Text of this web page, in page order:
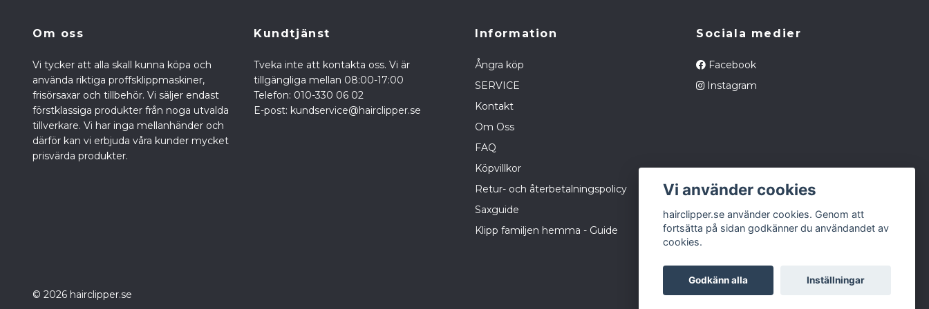
Om oss
Vi tycker att alla skall kunna köpa och
använda riktiga proffsklippmaskiner,
frisörsaxar och tillbehör. Vi säljer endast
förstklassiga produkter från noga utvalda
tillverkare. Vi har inga mellanhänder och
därför kan vi erbjuda våra kunder mycket
prisvärda produkter.
Kundtjänst
Tveka inte att kontakta oss. Vi är
tillgängliga mellan 08:00-17:00
Telefon: 010-330 06 02
E-post: kundservice@hairclipper.se
Information
Ångra köp
SERVICE
Kontakt
Om Oss
FAQ
Köpvillkor
Retur- och återbetalningspolicy
Saxguide
Klipp familjen hemma - Guide
Sociala medier
Facebook
Instagram
© 2026 hairclipper.se
Vi använder cookies
hairclipper.se använder cookies. Genom att
fortsätta på sidan godkänner du användandet av
cookies.
Godkänn alla Inställningar